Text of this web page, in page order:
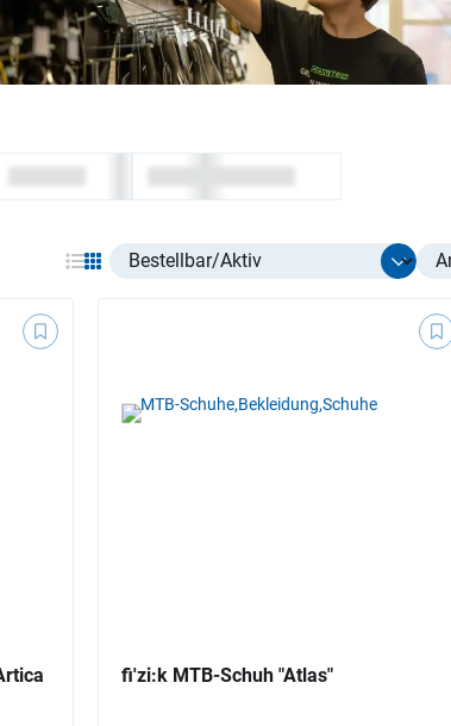
Select listing item type
fi'zi:k MTB-Schuh "Atlas"